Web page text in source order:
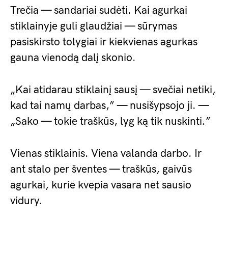
Trečia — sandariai sudėti. Kai agurkai
stiklainyje guli glaudžiai — sūrymas
pasiskirsto tolygiai ir kiekvienas agurkas
gauna vienodą dalį skonio.
„Kai atidarau stiklainį sausį — svečiai netiki,
kad tai namų darbas,” — nusišypsojo ji. —
„Sako — tokie traškūs, lyg ką tik nuskinti.”
Vienas stiklainis. Viena valanda darbo. Ir
ant stalo per šventes — traškūs, gaivūs
agurkai, kurie kvepia vasara net sausio
vidury.